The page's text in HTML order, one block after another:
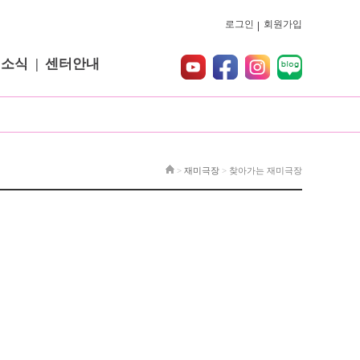
로그인 회원가입
식 센터안내
> 재미극장 > 찾아가는 재미극장